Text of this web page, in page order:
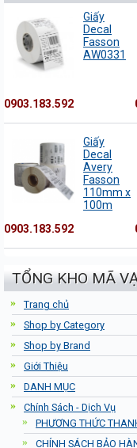
Giấy
Decal
Fasson
AW0331
0903.183.592
Giấy
Decal
Avery
Fasson
110mm x
100m
0903.183.592
TỔNG KHO MÃ
Trang chủ
Shop by Category
Shop by Brand
Giới Thiệu
DANH MỤC
Chính Sách - Dịch Vụ
PHƯƠNG THỨC
CHÍNH SÁCH BẢO